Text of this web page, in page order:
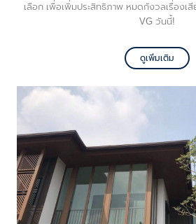
เลือก เพื่อเพิ่มประสิทธิภาพ หมดกังวลเรื่องเ
VG วันนี้!
ดูเพิ่มเติม